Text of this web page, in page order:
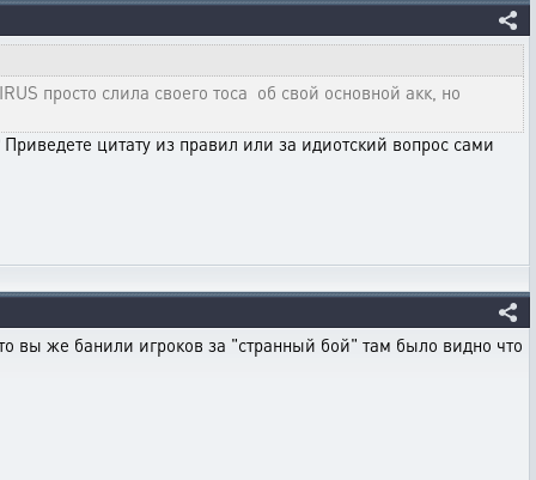
просто слила своего тоса об свой основной акк, но
цитату из правил или за идиотский вопрос сами
вы же банили игроков за "странный бой" там было видно что